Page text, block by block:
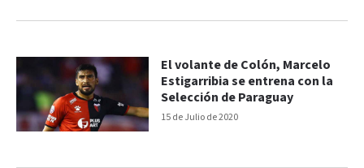
15 de Julio de 2020
El volante de Colón, Marcelo
Estigarribia se entrena con la
Selección de Paraguay